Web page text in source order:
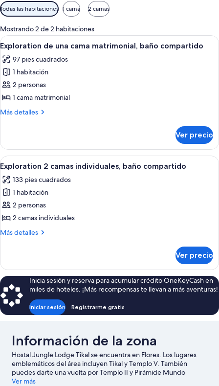
Filtros
disponibles
para
las
habitaciones
Todas las habitaciones 1 cama 2 camas
Mostrando 2 de 2 habitaciones
Abrir
todas
las
fotos
de
Exploration
de
matrimonial,
baño
compartido
Una habitación de hotel con una
8
Exploration de una cama matrimonial, baño compartido
97 pies cuadrados
1 habitación
2 personas
1 cama matrimonial
Más detalles
Más
de
una
cama
matrimonial,
baño
compartido
Ver precio
Abrir
todas
las
fotos
de
Exploration
2
baño
compartido
Una habitación de hotel con dos
6
Exploration 2 camas individuales, baño compartido
133 pies cuadrados
1 habitación
2 personas
2 camas individuales
Más detalles
Más
2
camas
individuales,
baño
compartido
Ver precio
Inicia sesión y reserva para acumular crédito OneKeyCash en
miles de hoteles. ¡Más recompensas te llevan a más aventuras!
Iniciar sesión Registrarme gratis
Información de la zona
Hostal Jungle Lodge Tikal se encuentra en Flores. Los lugares
emblemáticos del área incluyen Tikal y Templo V. También
puedes darte una vuelta por Templo II y Pirámide Mundo
Perdido.
Ver más